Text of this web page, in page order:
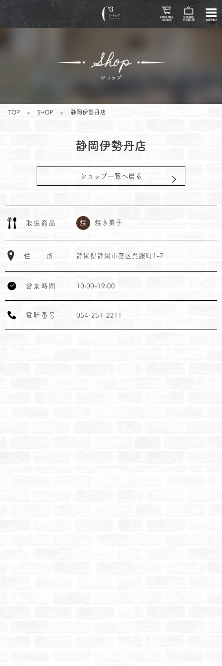
TOP > SHOP > 静岡伊勢丹店
静岡伊勢丹店
ショップ一覧へ戻る
取 扱 商 品 焼 焼き菓子
住 所 静岡県静岡市葵区呉服町1-7
営 業 時 間 10:00-19:00
電 話 番 号 054-251-2211